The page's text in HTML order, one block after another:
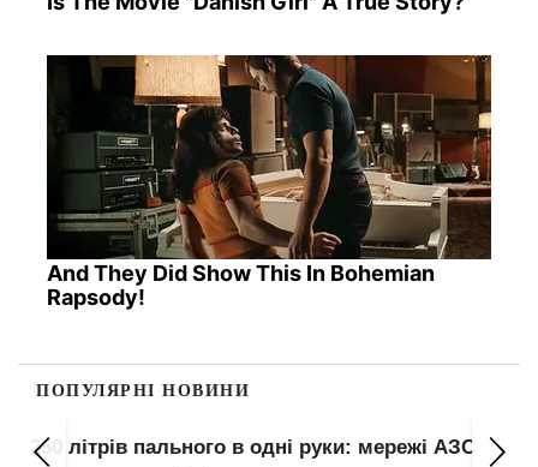
And They Did Show This In Bohemian
Rapsody!
ПОПУЛЯРНІ НОВИНИ
1100 будинків можуть лишитися без опалення: